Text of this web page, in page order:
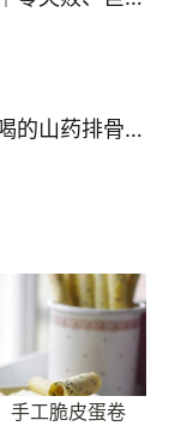
鲜香味美！巨好喝的山药排骨汤！！
手工脆皮蛋卷